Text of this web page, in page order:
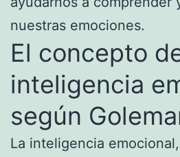
nuestras emociones.
El concepto
inteligencia
según
La inteligencia